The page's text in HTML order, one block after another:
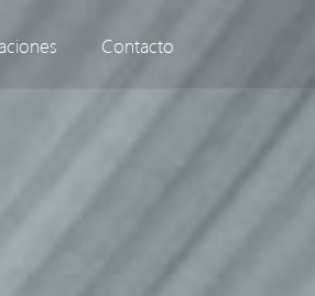
Contacto